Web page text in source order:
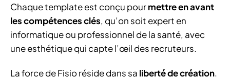
Chaque template est conçu pourmettre en avant
les compétences clés, qu’on soit expert en
informatique ou professionnel de la santé, avec
une esthétique qui capte l’œil des recruteurs.
La force de Fisio réside dans sa liberté de création.